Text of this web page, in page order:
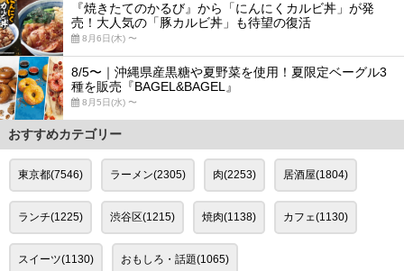
『焼きたてのかるび』から「にんにくカルビ丼」が発
売！大人気の「豚カルビ丼」も待望の復活
8月6日(木) 〜
8/5〜｜沖縄県産黒糖や夏野菜を使用！夏限定ベーグル3
種を販売『BAGEL&BAGEL』
8月5日(水) 〜
おすすめカテゴリー
東京都(7546) ラーメン(2305) 肉(2253) 居酒屋(1804)
ランチ(1225) 渋谷区(1215) 焼肉(1138) カフェ(1130)
スイーツ(1130) おもしろ・話題(1065)